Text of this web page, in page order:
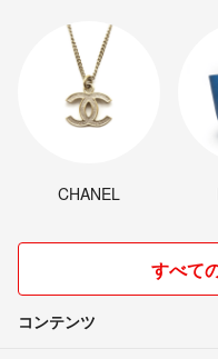
CHANEL
すべて
コンテンツ